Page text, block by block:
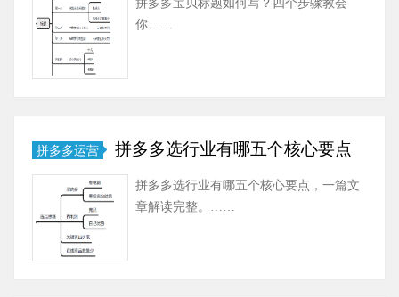
你……
拼多多运营 拼多多选行业有哪五个核心要点
拼多多选行业有哪五个核心要点，一篇文
章解读完整。……